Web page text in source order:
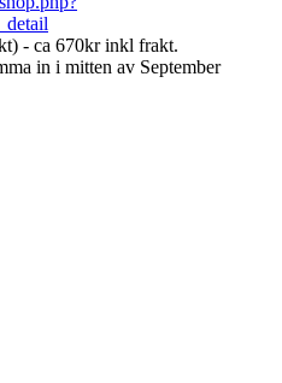
- ca 670kr inkl frakt.
in i mitten av September